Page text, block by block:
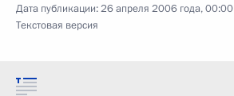
Дата публикации:26 апреля 2006 года, 00:00
Текстовая версия